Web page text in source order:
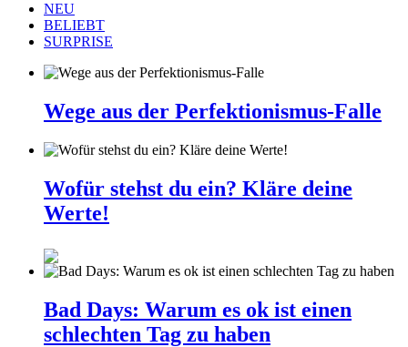
NEU
BELIEBT
SURPRISE
Wege aus der Perfektionismus-Falle
Wofür stehst du ein? Kläre deine
Werte!
Bad Days: Warum es ok ist einen
schlechten Tag zu haben